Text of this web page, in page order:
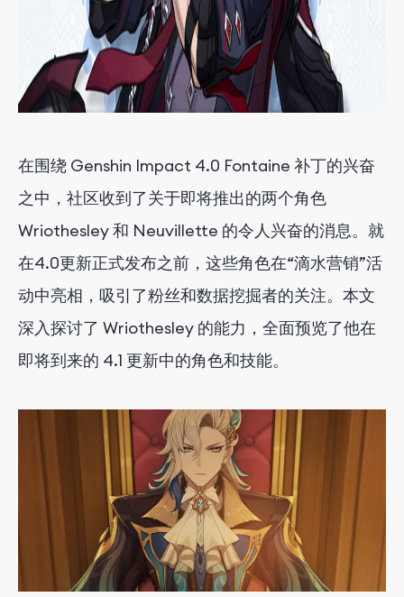
在围绕 Genshin Impact 4.0 Fontaine 补丁的兴奋
之中，社区收到了关于即将推出的两个角色
Wriothesley 和 Neuvillette 的令人兴奋的消息。就
在4.0更新正式发布之前，这些角色在“滴水营销”活
动中亮相，吸引了粉丝和数据挖掘者的关注。本文
深入探讨了 Wriothesley 的能力，全面预览了他在
即将到来的 4.1 更新中的角色和技能。